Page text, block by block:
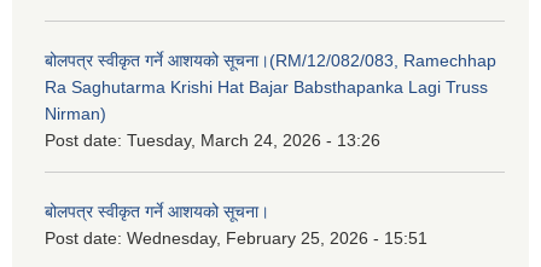
बोलपत्र स्वीकृत गर्ने आशयको सूचना।(RM/12/082/083, Ramechhap
Ra Saghutarma Krishi Hat Bajar Babsthapanka Lagi Truss
Nirman)
Post date: Tuesday, March 24, 2026 - 13:26
बोलपत्र स्वीकृत गर्ने आशयको सूचना।
Post date: Wednesday, February 25, 2026 - 15:51